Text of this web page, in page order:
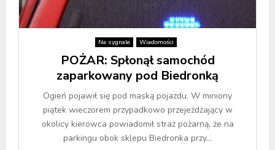
Na sygnale Wiadomości
POŻAR: Spłonął samochód
zaparkowany pod Biedronką
Ogień pojawił się pod maską pojazdu. W miniony
piątek wieczorem przypadkowo przejeżdżający w
okolicy kierowca powiadomił straż pożarną, że na
parkingu obok sklepu Biedronka przy...